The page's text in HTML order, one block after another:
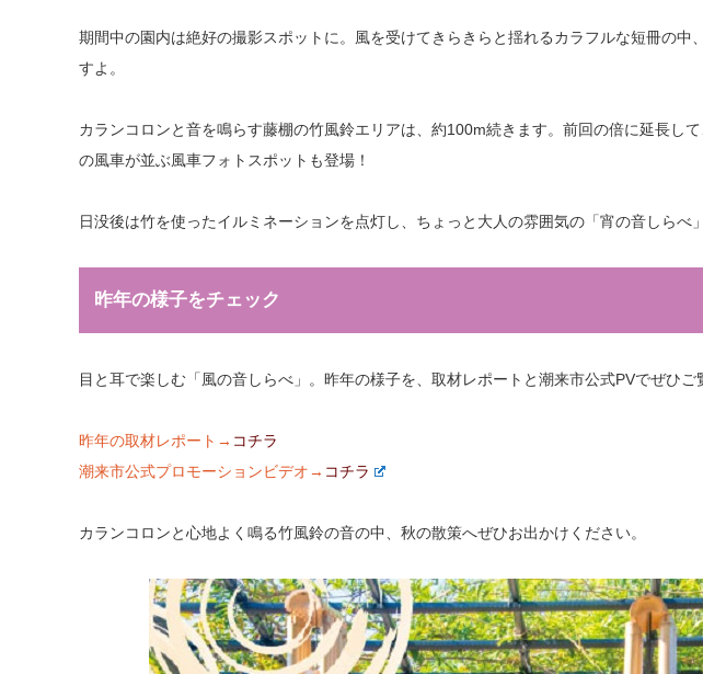
期間中の園内は絶好の撮影スポットに。風を受けてきらきらと揺れるカラフルな短冊の中
すよ。
カランコロンと音を鳴らす藤棚の竹風鈴エリアは、約100m続きます。前回の倍に延長し
の風車が並ぶ風車フォトスポットも登場！
日没後は竹を使ったイルミネーションを点灯し、ちょっと大人の雰囲気の「宵の音しらべ
昨年の様子をチェック
目と耳で楽しむ「風の音しらべ」。昨年の様子を、取材レポートと潮来市公式PVでぜひご
昨年の取材レポート→ コチラ
潮来市公式プロモーションビデオ→ コチラ
カランコロンと心地よく鳴る竹風鈴の音の中、秋の散策へぜひお出かけください。